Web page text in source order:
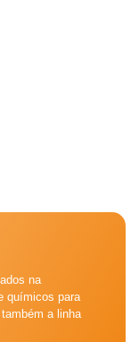
na
químicos para
a linha